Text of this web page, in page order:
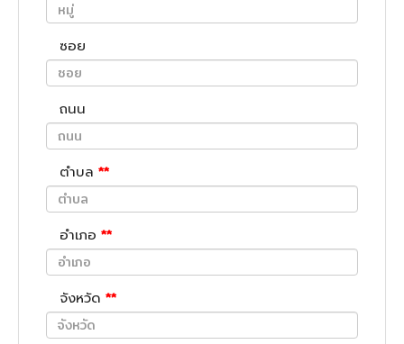
ซอย
ถนน
ตำบล **
อำเภอ **
จังหวัด **